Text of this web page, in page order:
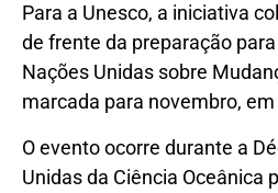
Para a Unesco, a iniciativa
de frente da preparação
Nações Unidas sobre
marcada para novembro,
O evento ocorre durante a
Unidas da Ciência Oceânica